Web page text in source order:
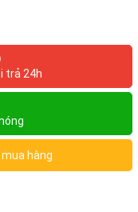
trả 24h
hàng